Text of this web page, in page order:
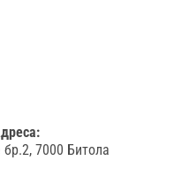
7000 Битола